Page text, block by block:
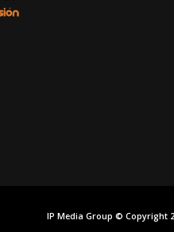
IP Media Group © Copyright